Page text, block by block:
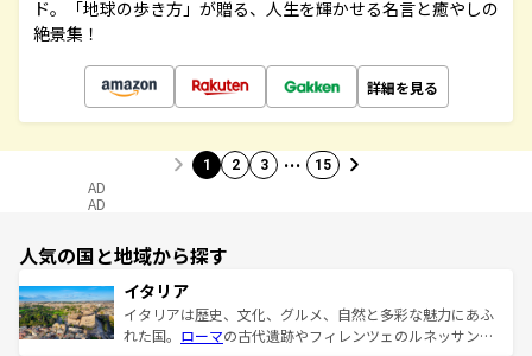
ド。「地球の歩き方」が贈る、人生を輝かせる名言と癒やしの
絶景集！
詳細を見る
1 2 3 … 15
AD
AD
人気の国と地域から探す
イタリア
イタリアは歴史、文化、グルメ、自然と多彩な魅力にあふ
れた国。 ローマの古代遺跡やフィレンツェのルネッサンス